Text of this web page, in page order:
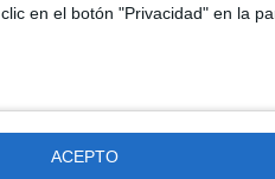
en el botón "Privacidad" en la
ACEPTO
de estar